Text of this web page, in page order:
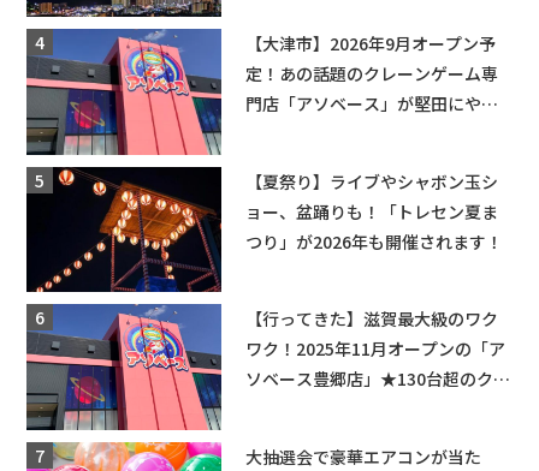
【大津市】2026年9月オープン予
定！あの話題のクレーンゲーム専
門店「アソベース」が堅田にやっ
【夏祭り】ライブやシャボン玉シ
ョー、盆踊りも！「トレセン夏ま
つり」が2026年も開催されます！
【行ってきた】滋賀最大級のワク
ワク！2025年11月オープンの「ア
ソベース豊郷店」★130台超のクレ
大抽選会で豪華エアコンが当た